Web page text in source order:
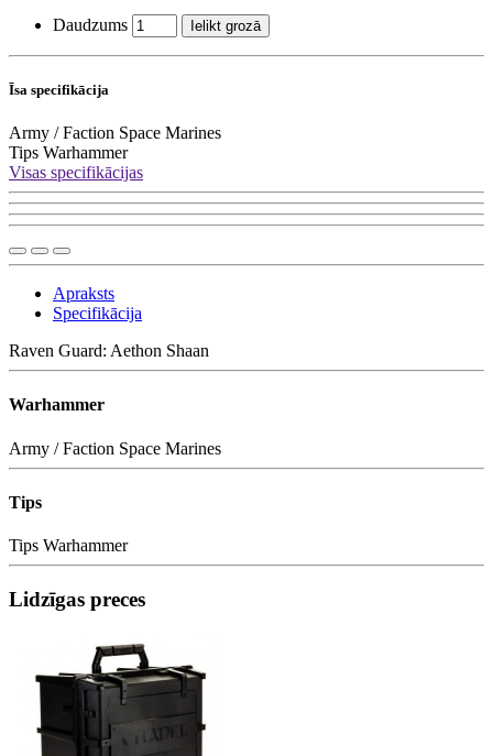
Daudzums Ielikt grozā
Īsa specifikācija
Army / Faction Space Marines
Tips Warhammer
Visas specifikācijas
Apraksts
Specifikācija
Raven Guard: Aethon Shaan
Warhammer
Army / Faction Space Marines
Tips
Tips Warhammer
Lidzīgas preces